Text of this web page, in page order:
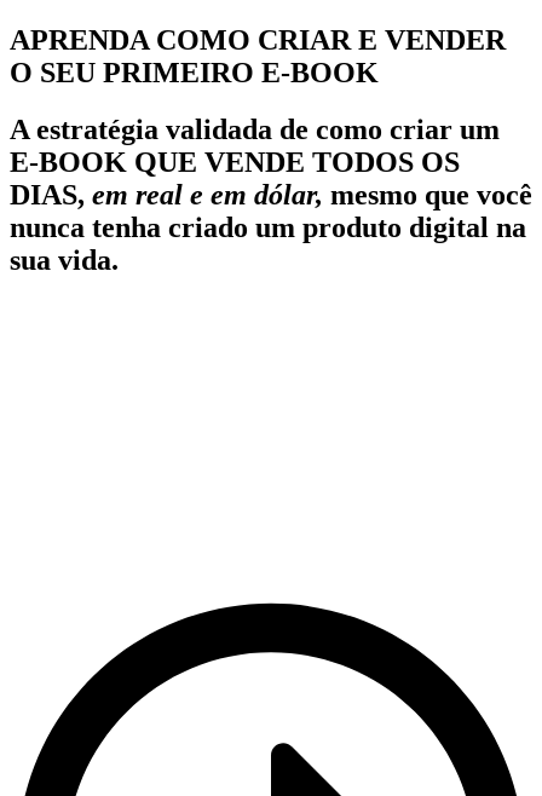
APRENDA COMO CRIAR E VENDER
O SEU PRIMEIRO E-BOOK
A estratégia validada de como criar um
E-BOOK QUE VENDE TODOS OS
DIAS, em real e em dólar, mesmo que você
nunca tenha criado um produto digital na
sua vida.